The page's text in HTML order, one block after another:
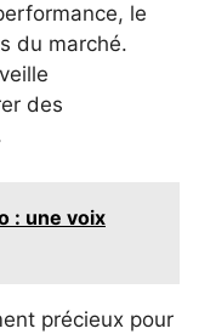
le
du marché.
des
: une voix
précieux pour